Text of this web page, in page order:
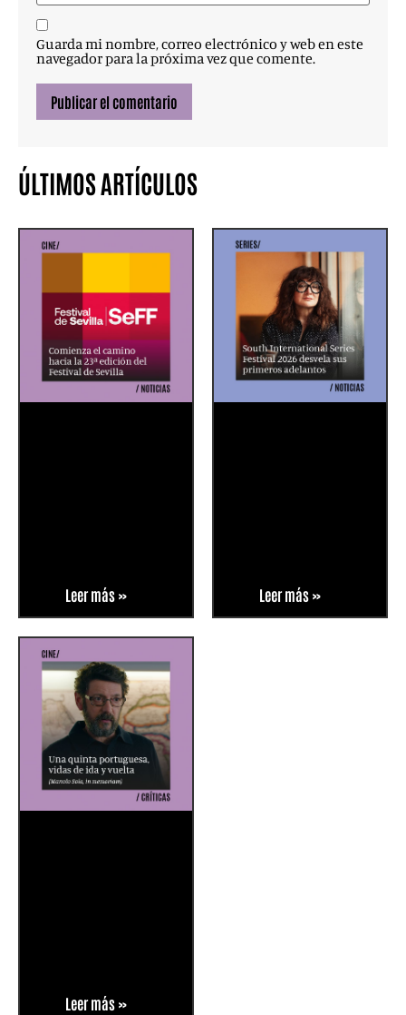
Guarda mi nombre, correo electrónico y web en este
navegador para la próxima vez que comente.
ÚLTIMOS ARTÍCULOS
Leer más » Leer más »
Leer más »